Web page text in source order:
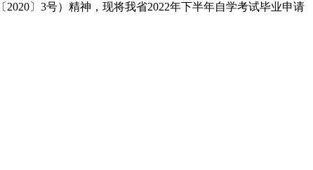
〕3号）精神，现将我省2022年下半年自学考试毕业申请